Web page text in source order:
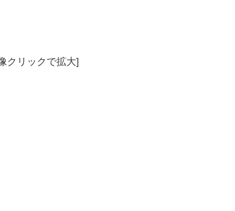
クリックで拡大]